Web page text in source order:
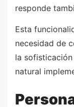
responde
Esta
necesidad de
la
natural